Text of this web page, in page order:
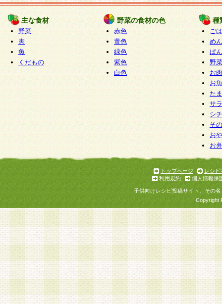
主な食材
野菜
肉
魚
くだもの
野菜の食材の色
赤色
黄色
緑色
紫色
白色
種
ご
めん
ぱん
野
お
お
た
サ
シ
そ
お
お
トップページ
レシピ
利用規約
個人情報保
子供向けレシピ投稿サイト、その
Copyright